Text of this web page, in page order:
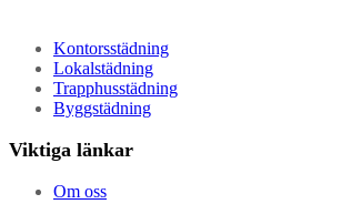
Kontorsstädning
Lokalstädning
Trapphusstädning
Byggstädning
Viktiga länkar
Om oss